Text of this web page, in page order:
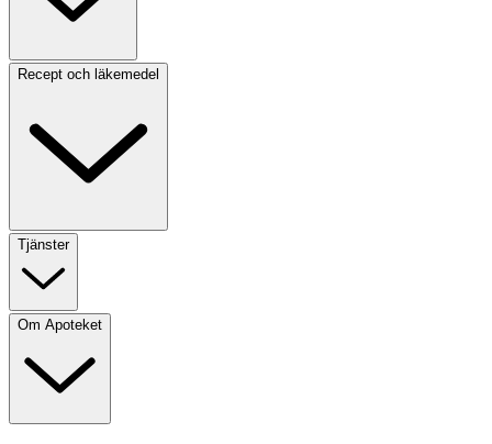
Recept och läkemedel
Tjänster
Om Apoteket